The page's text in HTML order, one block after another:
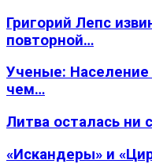
Григорий Лепс
повторной…
Ученые:
чем…
Литва осталась ни
«Искандеры» и